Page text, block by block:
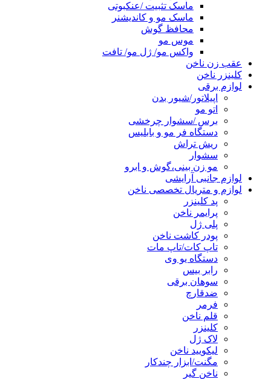
ماسک تثبیت /عنکبوتی
ماسک مو و کاندیشنر
محافظ گوش
موس مو
واکس مو/ ژل مو/ تافت
عقب زن ناخن
کلینزر ناخن
لوازم برقی
اپیلاتور/شیور بدن
اتو مو
برس /سشوار چرخشی
دستگاه فر مو و بابلیس
ریش تراش
سشوار
مو زن بینی،گوش و ابرو
لوازم جانبی آرایشی
لوازم و متریال تخصصی ناخن
پد کلینزر
پرایمر ناخن
پلی ژل
پودر کاشت ناخن
تاپ کات/تاپ مات
دستگاه یو وی
رابر بیس
سوهان برقی
ضدقارچ
فرمر
قلم ناخن
کلینزر
لاک ژل
لیکوييد ناخن
مگنت/ابزار چندکار
ناخن گیر